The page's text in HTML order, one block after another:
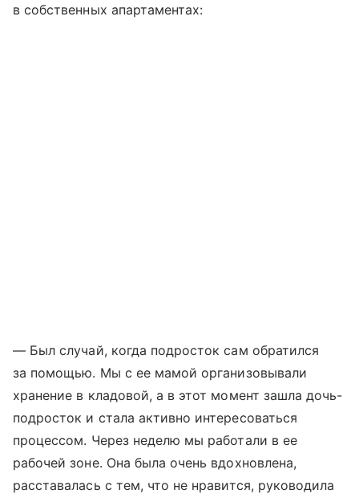
в собственных апартаментах:
— Был случай, когда подросток сам обратился
за помощью. Мы с ее мамой организовывали
хранение в кладовой, а в этот момент зашла дочь-
подросток и стала активно интересоваться
процессом. Через неделю мы работали в ее
рабочей зоне. Она была очень вдохновлена,
расставалась с тем, что не нравится, руководила